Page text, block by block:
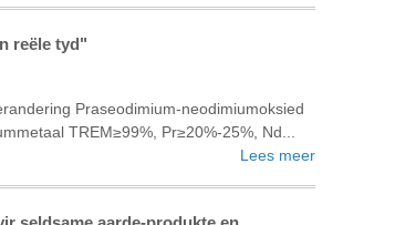
reële tyd"
Praseodimium-neodimiumoksied
TREM≥99%, Pr≥20%-25%, Nd...
Lees meer